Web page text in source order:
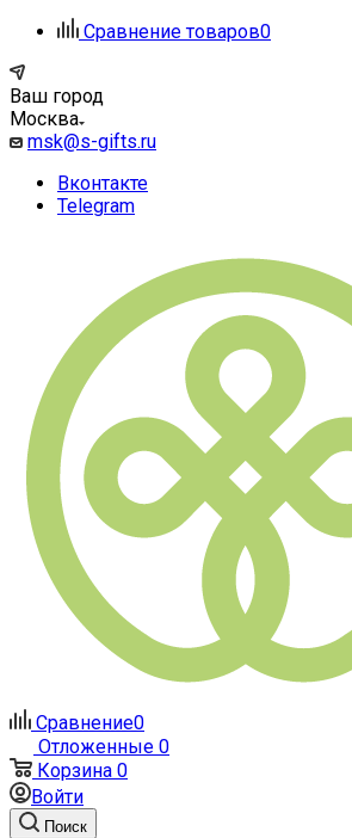
Сравнение товаров0
Ваш город
Москва
msk@s-gifts.ru
Вконтакте
Telegram
Сравнение0
Отложенные 0
Корзина 0
Войти
Поиск